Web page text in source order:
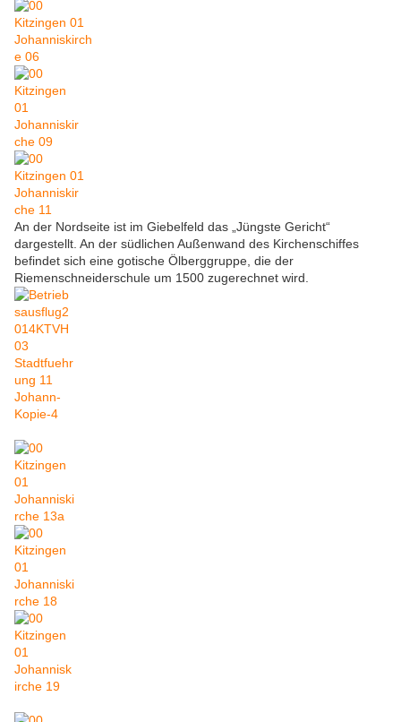
An der Nordseite ist im Giebelfeld das „Jüngste Gericht“
dargestellt. An der südlichen Außenwand des Kirchenschiffes
befindet sich eine gotische Ölberggruppe, die der
Riemenschneiderschule um 1500 zugerechnet wird.